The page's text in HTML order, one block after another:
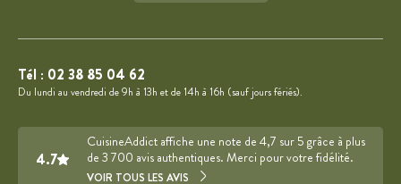
Tél : 02 38 85 04 62
Du lundi au vendredi de 9h à 13h et de 14h à 16h (sauf jours fériés).
4.7
CuisineAddict affiche une note de 4,7 sur 5 grâce à plus
de 3 700 avis authentiques. Merci pour votre fidélité.
VOIR TOUS LES AVIS